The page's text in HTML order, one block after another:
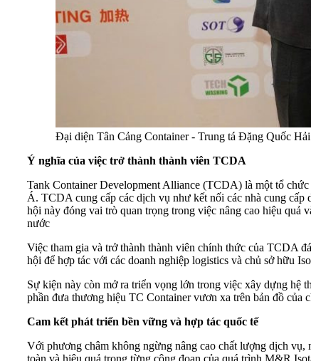
Đại diện Tân Cảng Container - Trung tá Đặng Quốc
Ý nghĩa của việc trở thành thành viên TCDA
Tank Container Development Alliance (TCDA) là một tổ
Á. TCDA cung cấp các dịch vụ như kết nối các nhà cung cấp
hội này đóng vai trò quan trọng trong việc nâng cao hiệu quả
nước
Việc tham gia và trở thành thành viên chính thức của TCDA
hội để hợp tác với các doanh nghiệp logistics và chủ sở hữu
Sự kiện này còn mở ra triển vọng lớn trong việc xây dựng hệ
phần đưa thương hiệu TC Container vươn xa trên bản đồ của
Cam kết phát triển bền vững và hợp tác quốc tế
Với phương châm không ngừng nâng cao chất lượng dịch vụ,